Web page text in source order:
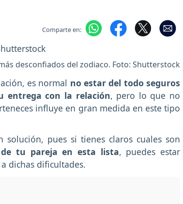
Comparte en:
desconfiados del zodiaco. Foto: Shutterstock
es normal no estar del todo seguros
entrega con la relación, pero lo que no
influye en gran medida en este tipo
pues si tienes claros cuales son
tu pareja en esta lista, puedes estar
dichas dificultades.